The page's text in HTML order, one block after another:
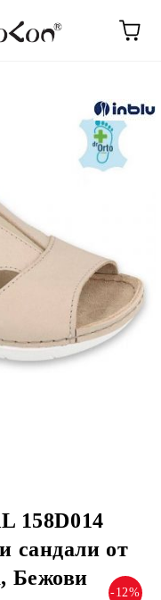
158D014
сандали от
Бежови
-12%